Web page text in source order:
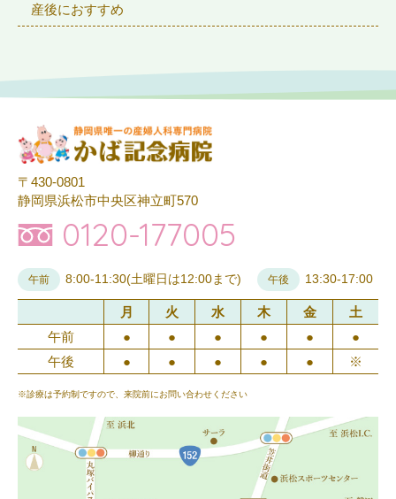
産後におすすめ
〒430-0801
静岡県浜松市中央区神立町570
0120-177005
午前 8:00-11:30(土曜日は12:00まで) 午後 13:30-17:00
月 火 水 木 金
土
午前
● ● ● ● ●
●
午後
● ● ● ● ● ※
※診療は予約制ですので、来院前にお問い合わせください